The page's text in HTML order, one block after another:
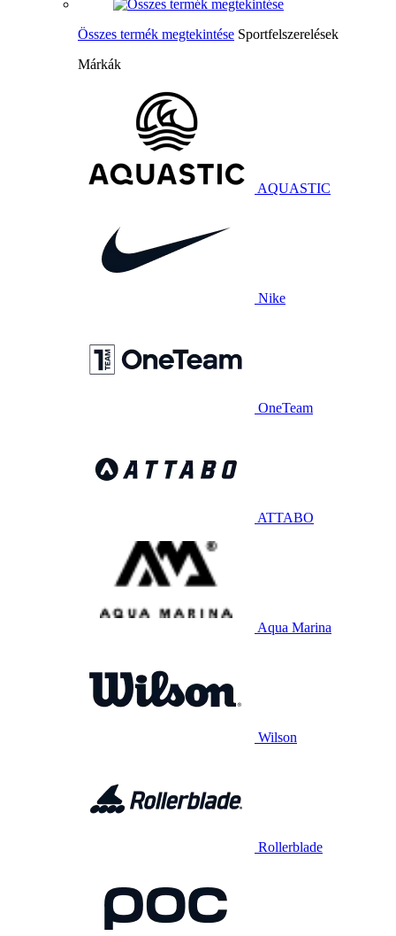
Összes termék megtekintése Sportfelszerelések
Márkák
AQUASTIC
Nike
OneTeam
ATTABO
Aqua Marina
Wilson
Rollerblade